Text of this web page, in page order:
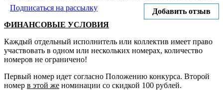
Добавить отзыв
Подписаться на рассылку
ФИНАНСОВЫЕ УСЛОВИЯ
Каждый отдельный исполнитель или коллектив имеет право
участвовать в одном или нескольких номерах, количество
номеров не ограничено!
Первый номер идет согласно Положению конкурса. Второй
номер в этой же номинации со скидкой 100 рублей.